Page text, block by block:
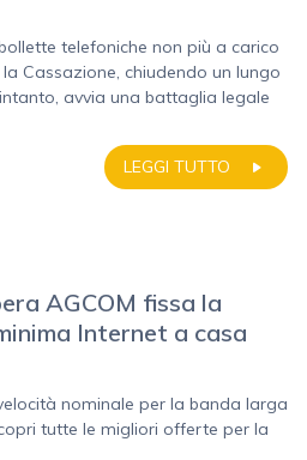
telefoniche non più a carico
Cassazione, chiudendo un lungo
avvia una battaglia legale
LEGGI TUTTO
AGCOM fissa la
Internet a casa
nominale per la banda larga
tutte le migliori offerte per la